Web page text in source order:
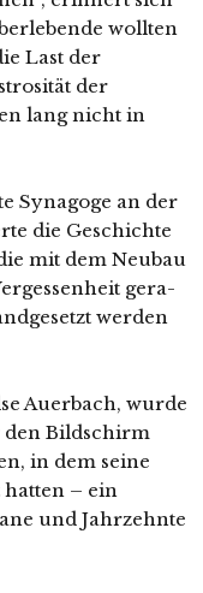
woll­ten
Last der
der
lang nicht in
Synagoge an der
die Geschichte
mit dem Neubau
gera­
wer­den
Auerbach, wur­de
den Bildschirm
in dem sei­ne
hat­ten – ein
und Jahrzehnte